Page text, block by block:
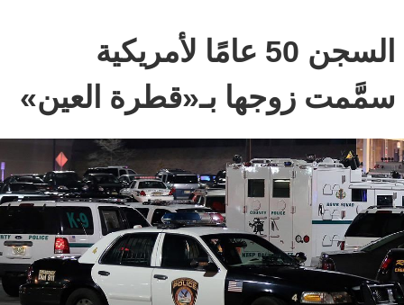
السجن 50 عامًا لأمريكية
سمَّمت زوجها بـ«قطرة العين»